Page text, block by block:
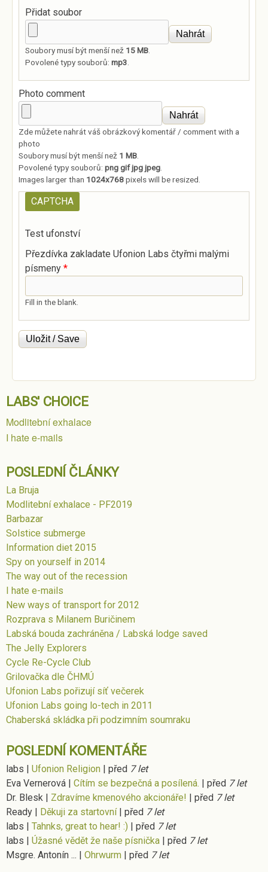
Přidat soubor
Soubory musí být menší než 15 MB
Povolené typy souborů: mp3
Photo comment
Zde můžete nahrát váš obrázkový komentář / comment with a
photo
Soubory musí být menší než 1 MB
Povolené typy souborů: png gif jpg jpeg
Images larger than 1024x768pixels will be resized.
CAPTCHA
Test ufonství
Přezdívka zakladate Ufonion Labs čtyřmi malými
písmeny *
Fill in the blank.
LABS' CHOICE
Modlitební exhalace
I hate e-mails
POSLEDNÍ ČLÁNKY
La Bruja
Modlitební exhalace - PF2019
Barbazar
Solstice submerge
Information diet 2015
Spy on yourself in 2014
The way out of the recession
I hate e-mails
New ways of transport for 2012
Rozprava s Milanem Buričinem
Labská bouda zachráněna / Labská lodge saved
The Jelly Explorers
Cycle Re-Cycle Club
Grilovačka dle ČHMÚ
Ufonion Labs pořizují síť večerek
Ufonion Labs going lo-tech in 2011
Chaberská skládka při podzimním soumraku
POSLEDNÍ KOMENTÁŘE
labs Ufonion Religion před 7 let
Eva Vernerová
Cítím se bezpečná a posílená. před 7 let
Dr. Blesk
Zdravíme kmenového akcionáře! před 7 let
Ready
Děkuji za startovní před 7 let
labs
Tahnks, great to hear! :) před 7 let
labs
Úžasné vědět že naše písnička před 7 let
Msgre. Antonín ...
Ohrwurm před 7 let